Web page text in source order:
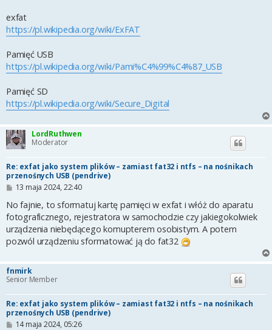
exfat
https://pl.wikipedia.org/wiki/ExFAT
Pamięć USB
https://pl.wikipedia.org/wiki/Pami%C4%99%C4%87_USB
Pamięć SD
https://pl.wikipedia.org/wiki/Secure_Digital
LordRuthwen
Moderator
Re: exfat jako system plików – zamiast fat32 i ntfs – na nośnikach
przenośnych USB (pendrive)
P
s
13 maja 2024, 22:40
No fajnie, to sformatuj kartę pamięci w exfat i włóż do aparatu
fotograficznego, rejestratora w samochodzie czy jakiegokolwiek
urządzenia niebędącego komupterem osobistym. A potem
pozwól urządzeniu sformatować ją do fat32
fnmirk
Senior Member
Re: exfat jako system plików – zamiast fat32 i ntfs – na nośnikach
przenośnych USB (pendrive)
P14 maja 2024, 05:26